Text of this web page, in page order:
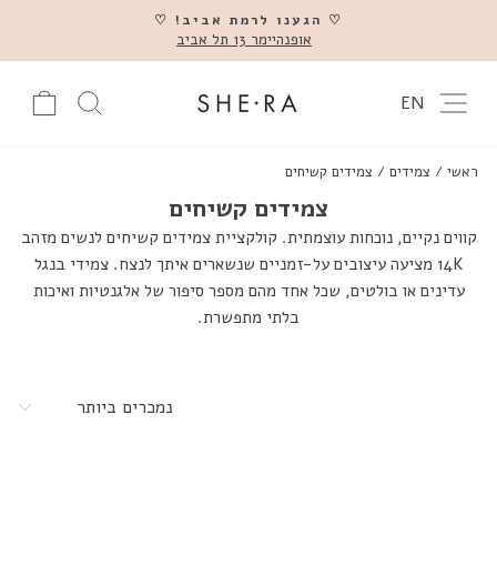
השהה
♡ הגענו לרמת אביב! ♡
אופנהיימר 13 תל אביב
ניווט באתר
EN חיפוש
ראשי / צמידים / צמידים קשיחים
צמידים קשיחים
קווים נקיים, נוכחות עוצמתית. קולקציית צמידים קשיחים לנשים מזהב
14K מציעה עיצובים על-זמניים שנשארים איתך לנצח. צמידי בנגל
עדינים או בולטים, שכל אחד מהם מספר סיפור של אלגנטיות ואיכות
בלתי מתפשרת.
לפי